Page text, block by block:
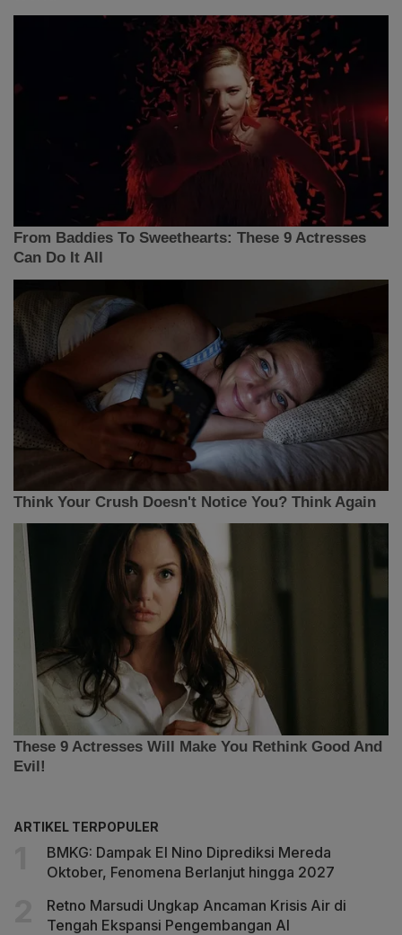
ARTIKEL TERPOPULER
BMKG: Dampak El Nino Diprediksi Mereda
Oktober, Fenomena Berlanjut hingga 2027
Retno Marsudi Ungkap Ancaman Krisis Air di
Tengah Ekspansi Pengembangan AI